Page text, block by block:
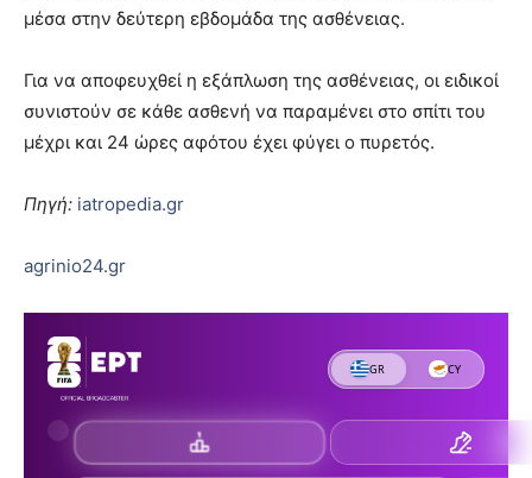
μέσα στην δεύτερη εβδομάδα της ασθένειας.
Για να αποφευχθεί η εξάπλωση της ασθένειας, οι ειδικοί
συνιστούν σε κάθε ασθενή να παραμένει στο σπίτι του
μέχρι και 24 ώρες αφότου έχει φύγει ο πυρετός.
Πηγή: iatropedia.gr
agrinio24.gr